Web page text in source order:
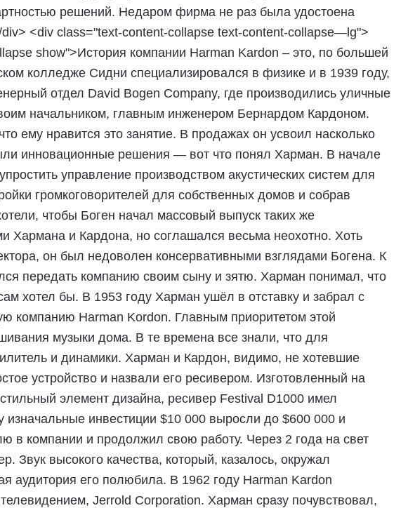
решений. Недаром фирма не раз была удостоена
<div class="text-content-collapse text-content-collapse—lg">
show">История компании Harman Kardon – это, по большей
колледже Сидни специализировался в физике и в 1939 году,
отдел David Bogen Company, где производились уличные
начальником, главным инженером Бернардом Кардоном.
ему нравится это занятие. В продажах он усвоил насколько
инновационные решения — вот что понял Харман. В начале
управление производством акустических систем для
громкоговорителей для собственных домов и собрав
чтобы Боген начал массовый выпуск таких же
Хармана и Кардона, но соглашался весьма неохотно. Хоть
он был недоволен консервативными взглядами Богена. К
передать компанию своим сыну и зятю. Харман понимал, что
хотел бы. В 1953 году Харман ушёл в отставку и забрал с
компанию Harman Kordon. Главным приоритетом этой
музыки дома. В те времена все знали, что для
и динамики. Харман и Кардон, видимо, не хотевшие
устройство и назвали его ресивером. Изготовленный на
элемент дизайна, ресивер Festival D1000 имел
инвестиции $10 000 выросли до $600 000 и
в компании и продолжил свою работу. Через 2 года на свет
Звук высокого качества, который, казалось, окружал
аудитория его полюбила. В 1962 году Harman Kardon
Jerrold Corporation. Харман сразу почувствовал,